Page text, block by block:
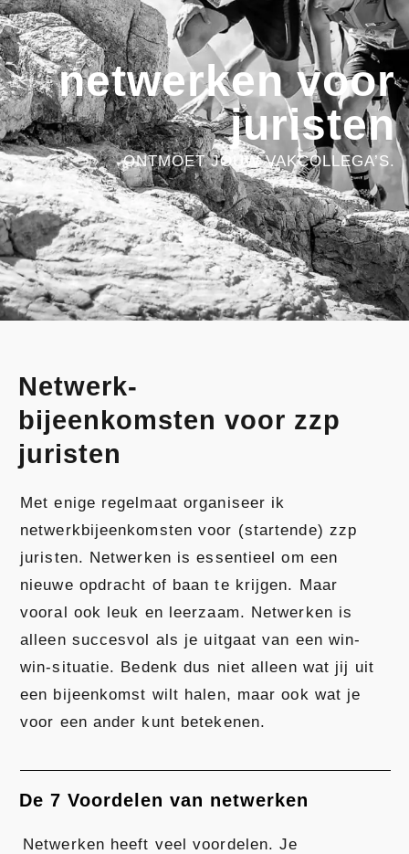
netwerken voor
juristen
ONTMOET JOUW VAKCOLLEGA’S.
Netwerk-
bijeenkomsten voor zzp
juristen
Met enige regelmaat organiseer ik
netwerkbijeenkomsten voor (startende) zzp
juristen. Netwerken is essentieel om een
nieuwe opdracht of baan te krijgen. Maar
vooral ook leuk en leerzaam. Netwerken is
alleen succesvol als je uitgaat van een win-
win-situatie. Bedenk dus niet alleen wat jij uit
een bijeenkomst wilt halen, maar ook wat je
voor een ander kunt betekenen.
De 7 Voordelen van netwerken
Netwerken heeft veel voordelen. Je